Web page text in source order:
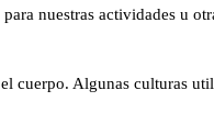
nuestras actividades u
cuerpo. Algunas culturas